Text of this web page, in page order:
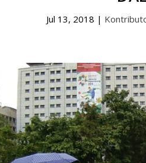
Jul 13, 2018 |